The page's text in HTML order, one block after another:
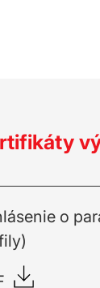
o